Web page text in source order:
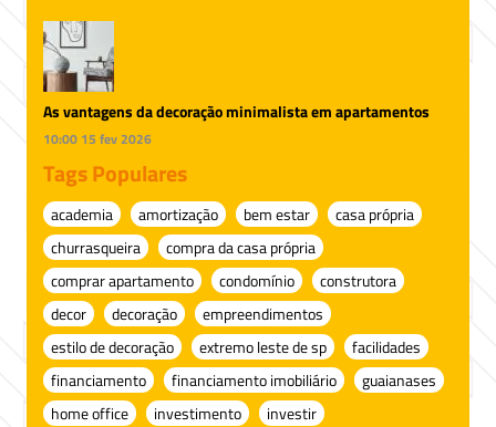
As vantagens da decoração minimalista em apartamentos
10:00 15 fev 2026
Tags Populares
academia amortização bem estar
casa própria
churrasqueira
compra da casa própria
comprar apartamento
condomínio
construtora
decor
decoração
empreendimentos
estilo de decoração
extremo leste de sp
facilidades
financiamento
financiamento imobiliário
guaianases
home office
investimento
investir